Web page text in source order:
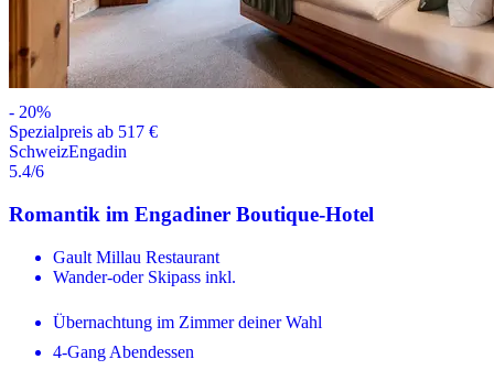
- 20%
Spezialpreis ab 517 €
SchweizEngadin
5.4/6
Romantik im Engadiner Boutique-Hotel
Gault Millau Restaurant
Wander-oder Skipass inkl.
Übernachtung im Zimmer deiner Wahl
4-Gang Abendessen